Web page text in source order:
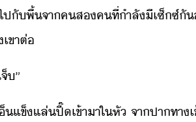
ไป​ั​พื้​จา​ค​ส​คที​่​ำลั​ี​เซ็
ขา​ต่
​”​
​แข็​แล่​ปี๊​เข้าา​ใ​หั​ ​จา​ปาท